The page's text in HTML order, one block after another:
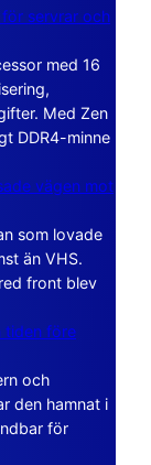
servrar och
med 16
Med Zen
DDR4-minne
vägen mot
som lovade
än VHS.
front blev
tiden före
och
den hamnat i
för